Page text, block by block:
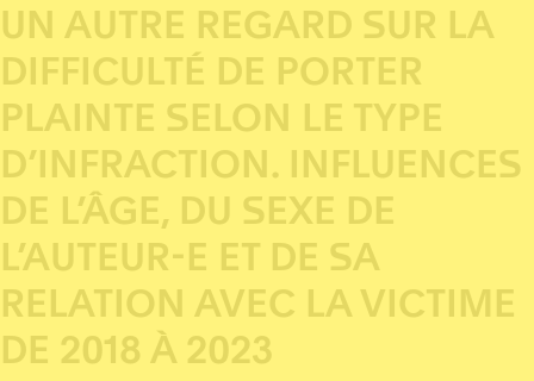
UN AUTRE REGARD SUR LA
DIFFICULTÉ DE PORTER
PLAINTE SELON LE TYPE
D’INFRACTION. INFLUENCES
DE L’ÂGE, DU SEXE DE
L’AUTEUR-E ET DE SA
RELATION AVEC LA VICTIME
DE 2018 À 2023